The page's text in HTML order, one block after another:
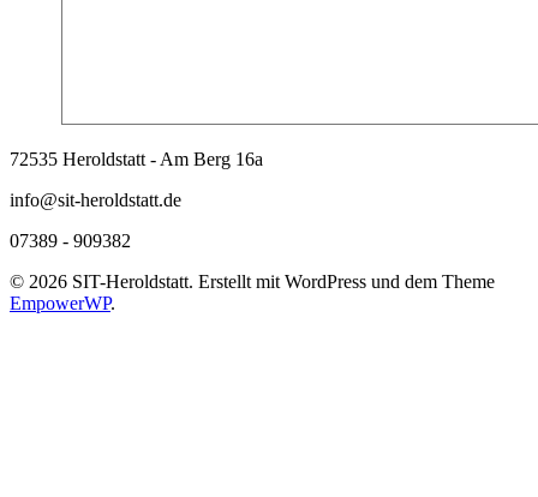
72535 Heroldstatt - Am Berg 16a
info@sit-heroldstatt.de
07389 - 909382
© 2026 SIT-Heroldstatt. Erstellt mit WordPress und dem Theme
EmpowerWP.